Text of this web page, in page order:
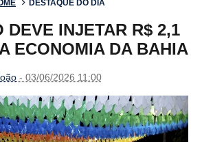
DESTAQUE DO DIA
DEVE INJETAR R$ 2,1
ECONOMIA DA BAHIA
- 03/06/2026 11:00